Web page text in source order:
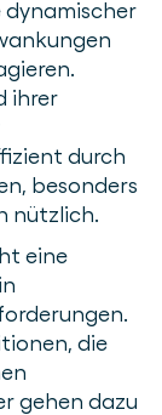
ihrer
durch
besonders
nützlich.
eine
die
gehen dazu